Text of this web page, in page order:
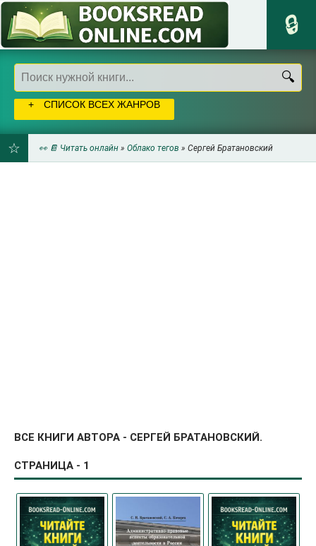
СПИСОК ВСЕХ ЖАНРОВ
👀 📔 Читать онлайн » Облако тегов » Сергей Братановский
ВСЕ КНИГИ АВТОРА - СЕРГЕЙ БРАТАНОВСКИЙ.
СТРАНИЦА - 1